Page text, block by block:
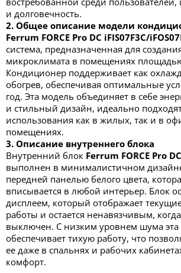
и долговечность.
2. Общее описание модели
Ferrum FORCE Pro DC iFIS07F3C/
система, предназначенная для
микроклимата в помещениях
Кондиционер поддерживает как
обогрев, обеспечивая оптимальные
год. Эта модель объединяет в себе
и стильный дизайн, идеально
использования как в жилых, так и в
помещениях.
3. Описание внутреннего блока
Внутренний блок Ferrum FORCE Pro
выполнен в минималистичном
передней панелью белого цвета,
вписывается в любой интерьер. Блок
дисплеем, который отображает
работы и остается ненавязчивым,
выключен. С низким уровнем шума эта
обеспечивает тихую работу, что
ее даже в спальнях и рабочих
комфорт.